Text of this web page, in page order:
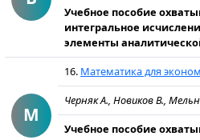
Учебное пособие
интегральное
элементы
М
16. Математика для
Черняк А., Новиков В.,
Учебное пособие